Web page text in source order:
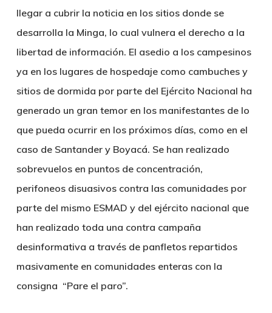
llegar a cubrir la noticia en los sitios donde se
desarrolla la Minga, lo cual vulnera el derecho a la
libertad de información. El asedio a los campesinos
ya en los lugares de hospedaje como cambuches y
sitios de dormida por parte del Ejército Nacional ha
generado un gran temor en los manifestantes de lo
que pueda ocurrir en los próximos días, como en el
caso de Santander y Boyacá. Se han realizado
sobrevuelos en puntos de concentración,
perifoneos disuasivos contra las comunidades por
parte del mismo ESMAD y del ejército nacional que
han realizado toda una contra campaña
desinformativa a través de panfletos repartidos
masivamente en comunidades enteras con la
consigna “Pare el paro”.